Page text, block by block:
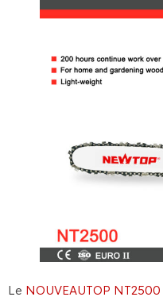
Le NOUVEAUTOP NT2500